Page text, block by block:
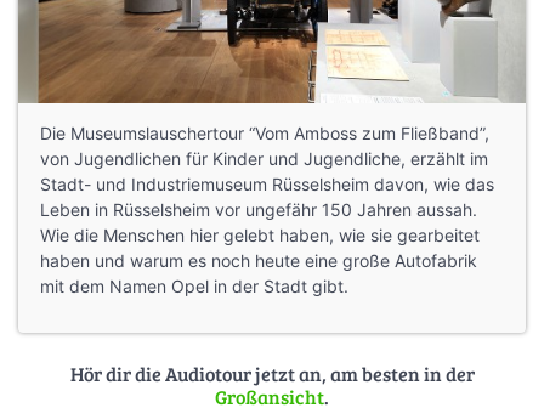
Die Museumslauschertour “Vom Amboss zum Fließband”,
von Jugendlichen für Kinder und Jugendliche, erzählt im
Stadt- und Industriemuseum Rüsselsheim davon, wie das
Leben in Rüsselsheim vor ungefähr 150 Jahren aussah.
Wie die Menschen hier gelebt haben, wie sie gearbeitet
haben und warum es noch heute eine große Autofabrik
mit dem Namen Opel in der Stadt gibt.
Hör dir die Audiotour jetzt an, am besten in der
Großansicht.